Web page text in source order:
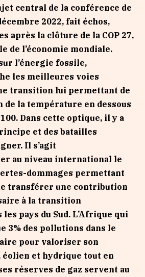
central de la conférence de
2022, fait échos,
après la clôture de la COP 27,
de l’économie mondiale.
l’énergie fossile,
les meilleures voies
transition lui permettant de
de la température en dessous
Dans cette optique, il y a
et des batailles
Il s’agit
au niveau international le
dommages permettant
transférer une contribution
à la transition
pays du Sud. L’Afrique qui
3% des pollutions dans le
pour valoriser son
et hydrique tout en
réserves de gaz servent au